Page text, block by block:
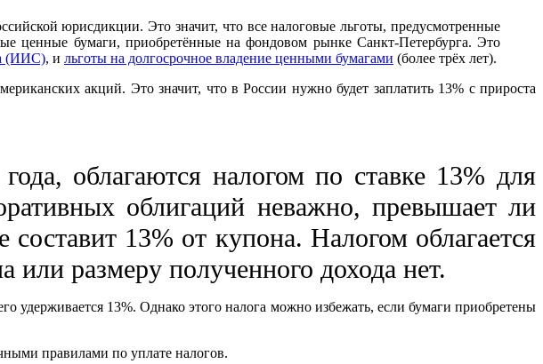
юрисдикции. Это значит, что все налоговые льготы, предусмотренные
ценные бумаги, приобретённые на фондовом рынке Санкт-Петербурга. Это
(ИИС), и льготы на долгосрочное владение ценными бумагами (более трёх лет).
акций. Это значит, что в России нужно будет заплатить 13% с прироста
облагаются налогом по ставке 13% для
облигаций неважно, превышает ли
13% от купона. Налогом облагается
размеру полученного дохода нет.
13%. Однако этого налога можно избежать, если бумаги приобретены
правилами по уплате налогов.